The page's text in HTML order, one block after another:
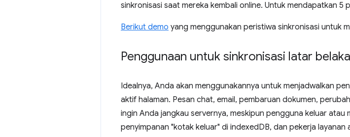
sinkronisasi saat mereka kembali online. Untuk mendapatkan
Berikut demo yang menggunakan peristiwa sinkronisasi untuk
Penggunaan untuk sinkronisasi latar
Idealnya, Anda akan menggunakannya untuk menjadwalkan
aktif halaman. Pesan chat, email, pembaruan dokumen,
ingin Anda jangkau servernya, meskipun pengguna keluar
penyimpanan "kotak keluar" di indexedDB, dan pekerja layanan